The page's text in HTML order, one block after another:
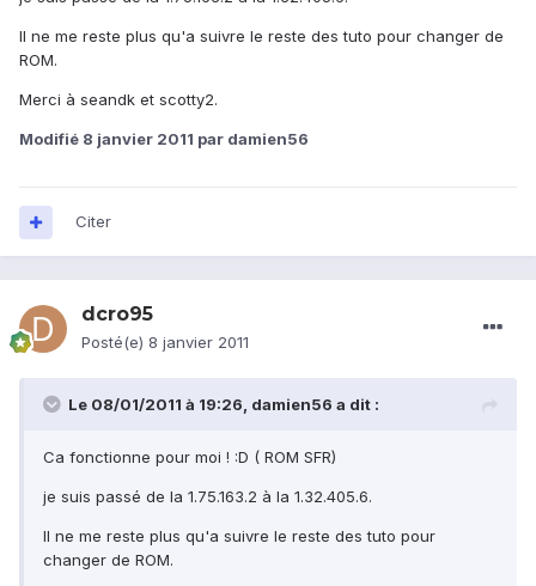
Il ne me reste plus qu'a suivre le reste des tuto pour changer de
ROM.
Merci à seandk et scotty2.
Modifié 8 janvier 2011 par damien56
Citer
dcro95
Posté(e) 8 janvier 2011
Le 08/01/2011 à 19:26, damien56 a dit :
Ca fonctionne pour moi ! :D ( ROM SFR)
je suis passé de la 1.75.163.2 à la 1.32.405.6.
Il ne me reste plus qu'a suivre le reste des tuto pour
changer de ROM.